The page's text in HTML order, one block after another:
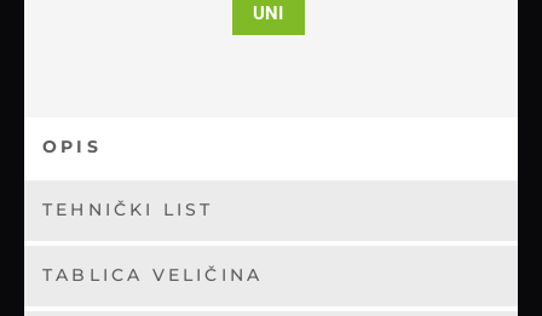
UNI
OPIS
TEHNIČKI LIST
TABLICA VELIČINA